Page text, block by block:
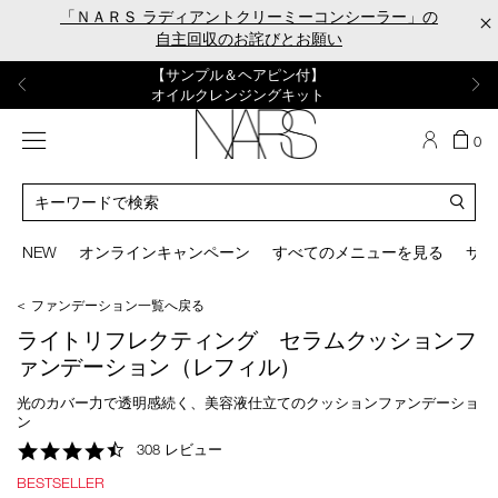
×
「ＮＡＲＳ ラディアントクリーミーコンシーラー」の
自主回収のお詫びとお願い
【ミニパフプレゼント】
新リキッドブラッシュご購入でプレゼント
【はじめての購入はこちらから】
新リキッドブラッシュスターターキット
【サンプル＆ヘアピン付】
オイルクレンジングキット
【ギフトショッパープレゼント】
カラーアイテムをあの人へのプレゼントに
【ポーチ＆ブラッシュプレゼント】
ORGASM CAMPAIGN
メニュー
NEW オンラインキャンペーン すべてのメニューを見る サ
カ
ト
商
数
0
ロ
グ
検
can
tab
key
(or
swipe
or
right
on
mobile
＜ ファンデーション一覧へ戻る
ライトリフレクティング セラムクッションフ
ァンデーション（レフィル）
光のカバー力で透明感続く、美容液仕立てのクッションファンデーショ
ン
4.5
308 レビュー
BESTSELLER